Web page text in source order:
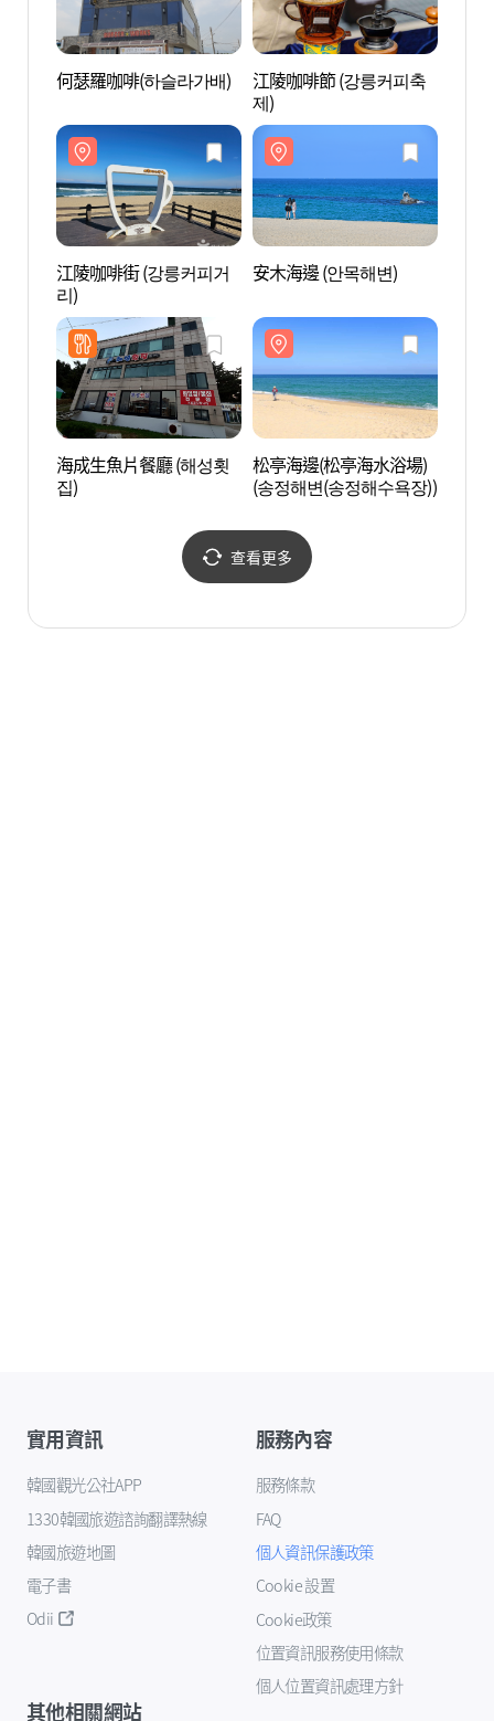
何瑟羅咖啡(하슬라가배)
江陵咖啡節 (강릉커피축
제)
江陵咖啡街 (강릉커피거
리)
安木海邊 (안목해변)
海成生魚片餐廳 (해성횟
집)
松亭海邊(松亭海水浴場)
(송정해변(송정해수욕장))
查看更多
實用資訊
韓國觀光公社APP
1330韓國旅遊諮詢翻譯熱線
韓國旅遊地圖
電子書
Odii
服務內容
服務條款
FAQ
個人資訊保護政策
Cookie 設置
Cookie政策
位置資訊服務使用條款
個人位置資訊處理方針
其他相關網站